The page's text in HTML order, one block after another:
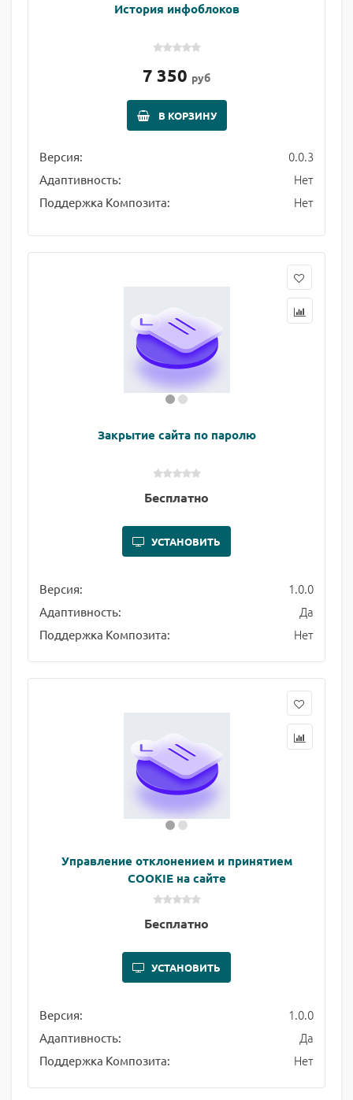
История инфоблоков
7 350 руб
В КОРЗИНУ
Версия: 0.0.3
Адаптивность: Нет
Поддержка Композита: Нет
Закрытие сайта по паролю
Бесплатно
УСТАНОВИТЬ
Версия: 1.0.0
Адаптивность: Да
Поддержка Композита: Нет
Управление отклонением и принятием
COOKIE на сайте
Бесплатно
УСТАНОВИТЬ
Версия: 1.0.0
Адаптивность: Да
Поддержка Композита: Нет